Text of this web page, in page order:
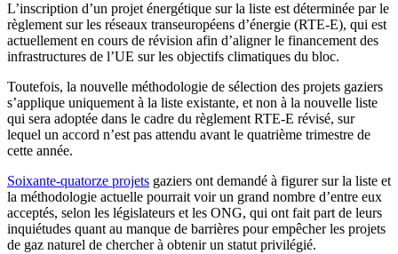
L’inscription d’un projet énergétique sur la liste est déterminée par le
règlement sur les réseaux transeuropéens d’énergie (RTE-E), qui est
actuellement en cours de révision afin d’aligner le financement des
infrastructures de l’UE sur les objectifs climatiques du bloc.
Toutefois, la nouvelle méthodologie de sélection des projets gaziers
s’applique uniquement à la liste existante, et non à la nouvelle liste
qui sera adoptée dans le cadre du règlement RTE-E révisé, sur
lequel un accord n’est pas attendu avant le quatrième trimestre de
cette année.
Soixante-quatorze projets gaziers ont demandé à figurer sur la liste et
la méthodologie actuelle pourrait voir un grand nombre d’entre eux
acceptés, selon les législateurs et les ONG, qui ont fait part de leurs
inquiétudes quant au manque de barrières pour empêcher les projets
de gaz naturel de chercher à obtenir un statut privilégié.